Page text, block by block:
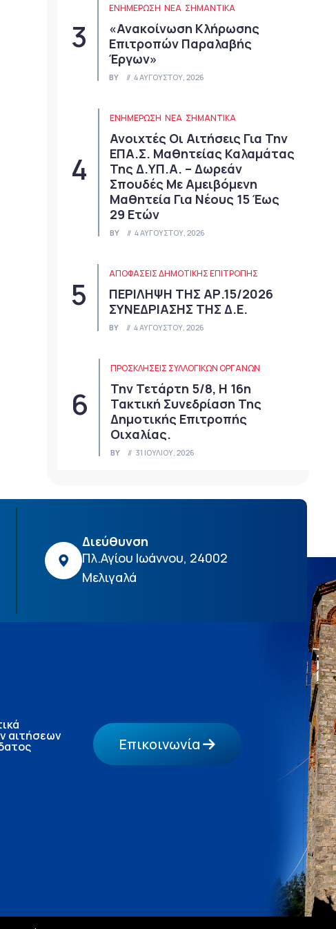
ΕΝΗΜΕΡΩΣΗ ΝΈΑ ΣΗΜΑΝΤΙΚΆ
«Ανακοίνωση Κλήρωσης
Επιτροπών Παραλαβής
Έργων»
BY 4 ΑΥΓΟΎΣΤΟΥ, 2026
ΕΝΗΜΕΡΩΣΗ ΝΈΑ ΣΗΜΑΝΤΙΚΆ
Ανοιχτές Οι Αιτήσεις Για Την
ΕΠΑ.Σ. Μαθητείας Καλαμάτας
Της Δ.ΥΠ.Α. – Δωρεάν
Σπουδές Με Αμειβόμενη
Μαθητεία Για Νέους 15 Έως
29 Ετών
BY 4 ΑΥΓΟΎΣΤΟΥ, 2026
ΑΠΟΦΆΣΕΙΣ ΔΗΜΟΤΙΚΉΣ ΕΠΙΤΡΟΠΉΣ
ΠΕΡΙΛΗΨΗ ΤΗΣ ΑΡ.15/2026
ΣΥΝΕΔΡΙΑΣΗΣ ΤΗΣ Δ.Ε.
BY 4 ΑΥΓΟΎΣΤΟΥ, 2026
ΠΡΟΣΚΛΉΣΕΙΣ ΣΥΛΛΟΓΙΚΏΝ ΟΡΓΆΝΩΝ
Την Τετάρτη 5/8, Η 16η
Τακτική Συνεδρίαση Της
Δημοτικής Επιτροπής
Οιχαλίας.
BY 31 ΙΟΥΛΊΟΥ, 2026
Διεύθυνση
Πλ.Αγίου Ιωάννου, 24002
Μελιγαλά
αιτήσεων Επικοινωνία